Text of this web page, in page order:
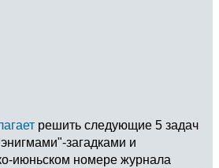
решить следующие 5 задач
загадками и
июньском номере журнала